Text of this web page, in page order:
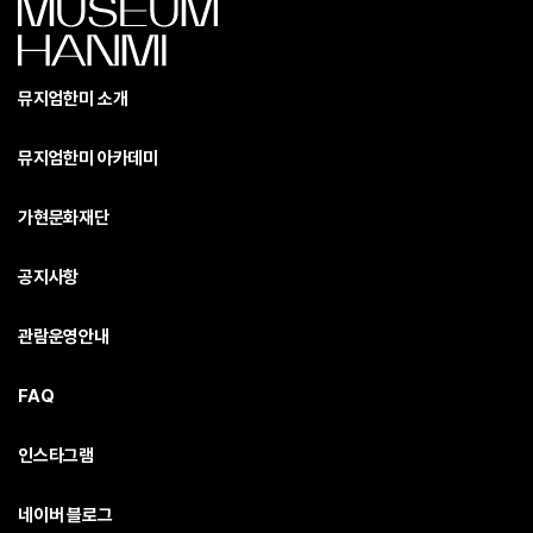
뮤지엄한미 소개
뮤지엄한미 아카데미
가현문화재단
공지사항
관람운영안내
FAQ
인스타그램
네이버 블로그